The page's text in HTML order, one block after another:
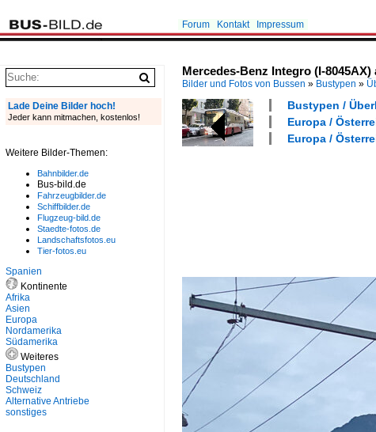
Forum Kontakt Impressum
Mercedes-Benz Integro (I-
Bilder und Fotos von Bussen » Bustypen »
Bustypen /
Europa /
Europa /
Lade Deine Bilder hoch!
Jeder kann mitmachen, kostenlos!
Weitere Bilder-Themen:
Bahnbilder.de
Bus-bild.de
Fahrzeugbilder.de
Schiffbilder.de
Flugzeug-bild.de
Staedte-fotos.de
Landschaftsfotos.eu
Tier-fotos.eu
Spanien
Kontinente
Afrika
Asien
Europa
Nordamerika
Südamerika
Weiteres
Bustypen
Deutschland
Schweiz
Alternative Antriebe
sonstiges